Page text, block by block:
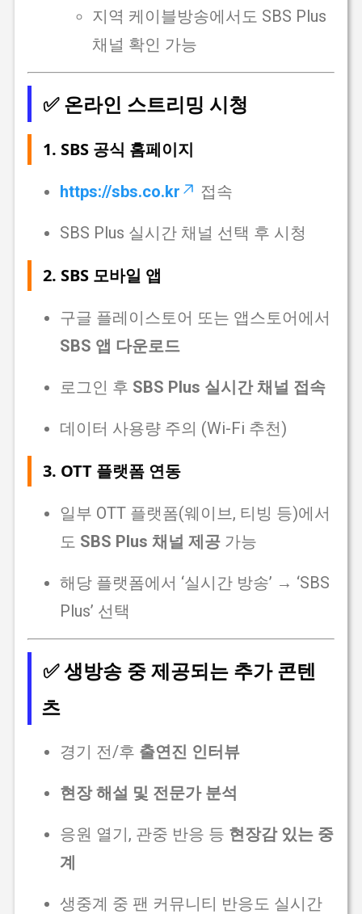
지역 케이블방송에서도 SBS Plus
채널 확인 가능
✅ 온라인 스트리밍 시청
1. SBS 공식 홈페이지
https://sbs.co.kr 접속
SBS Plus 실시간 채널 선택 후 시청
2. SBS 모바일 앱
구글 플레이스토어 또는 앱스토어에서
SBS 앱 다운로드
로그인 후 SBS Plus 실시간 채널 접속
데이터 사용량 주의 (Wi-Fi 추천)
3. OTT 플랫폼 연동
일부 OTT 플랫폼(웨이브, 티빙 등)에서
도 SBS Plus 채널 제공가능
해당 플랫폼에서 ‘실시간 방송’ → ‘SBS
Plus’ 선택
✅ 생방송 중 제공되는 추가 콘텐
츠
경기 전/후 출연진 인터뷰
현장 해설 및 전문가 분석
응원 열기, 관중 반응 등 현장감 있는 중
계
생중계 중 팬 커뮤니티 반응도 실시간